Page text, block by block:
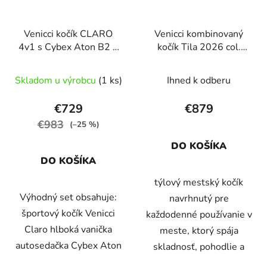
Venicci kočík CLARO
4v1 s Cybex Aton B2 +
Skladom u výrobcu (1 ks)
€729
€983 (–25 %)
DO KOŠÍKA
Výhodný set obsahuje:
športový kočík Venicci
Claro hlboká vanička
autosedačka Cybex Aton
Venicci kombinovaný
kočík Tila 2026 col.
Ihned k odberu
€879
DO KOŠÍKA
týlový mestský kočík
navrhnutý pre
každodenné používanie v
meste, ktorý spája
skladnosť, pohodlie a